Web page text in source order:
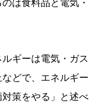
は食料品と電気・
ギーは電気・ガス
どで、エネルギー
策をやる」と述べ